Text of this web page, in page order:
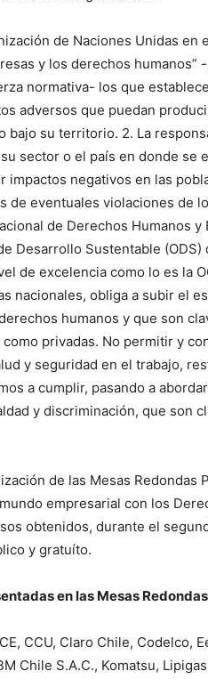
de Naciones Unidas en
y los derechos
normativa- los que
adversos que puedan
bajo su territorio. 2. La
sector o el país en donde se
impactos negativos en las
de eventuales violaciones de
de Derechos Humanos y
Desarrollo Sustentable (ODS)
de excelencia como lo es la
nacionales, obliga a subir el
humanos y que son
privadas. No permitir y
y seguridad en el trabajo,
a cumplir, pasando a
y discriminación, que son
de las Mesas Redondas
empresarial con los
obtenidos, durante el
y gratuíto.
en las Mesas
CCU, Claro Chile, Codelco,
Chile S.A.C., Komatsu,